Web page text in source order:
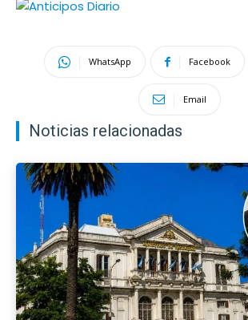
WhatsApp Facebook
Email
Noticias relacionadas